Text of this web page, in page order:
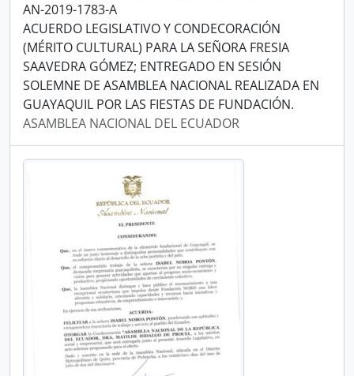
AN-2019-1783-A
ACUERDO LEGISLATIVO Y CONDECORACIÓN
(MÉRITO CULTURAL) PARA LA SEÑORA FRESIA
SAAVEDRA GÓMEZ; ENTREGADO EN SESIÓN
SOLEMNE DE ASAMBLEA NACIONAL REALIZADA EN
GUAYAQUIL POR LAS FIESTAS DE FUNDACIÓN.
ASAMBLEA NACIONAL DEL ECUADOR